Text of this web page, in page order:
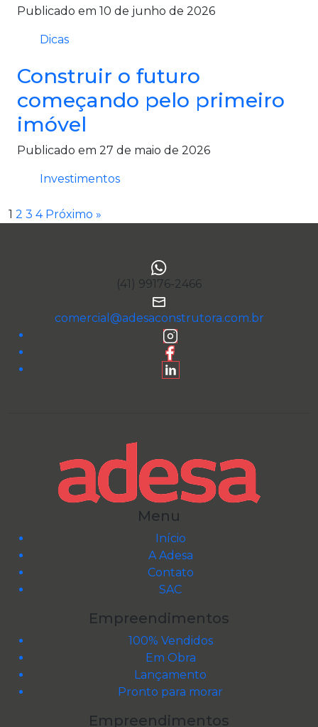
Publicado em 10 de junho de 2026
Dicas
Construir o futuro
começando pelo primeiro
imóvel
Publicado em 27 de maio de 2026
Investimentos
1 2 3 4 Próximo »
(41) 99176-2466
comercial@adesaconstrutora.com.br
Menu
Início
A Adesa
Contato
SAC
Empreendimentos
100% Vendidos
Em Obra
Lançamento
Pronto para morar
Empreendimentos